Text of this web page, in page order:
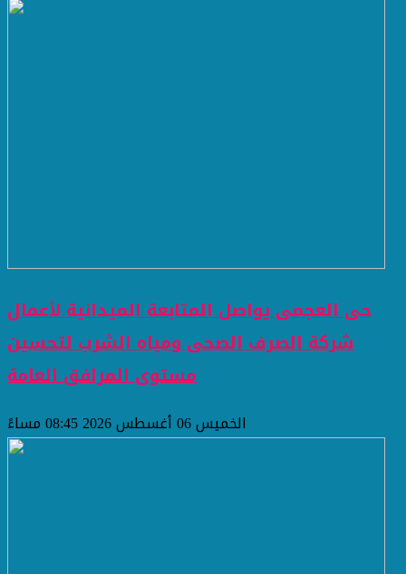
حى العجمى يواصل المتابعة الميدانية لأعمال
شركة الصرف الصحى ومياه الشرب لتحسين
مستوى المرافق العامة
الخميس 06 أغسطس 2026 08:45 مساءً